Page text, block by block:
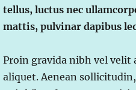
tellus, luctus nec
mattis, pulvinar dapibus
Proin gravida nibh vel velit
aliquet. Aenean